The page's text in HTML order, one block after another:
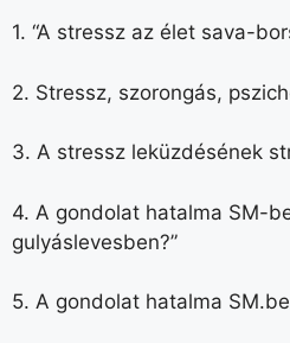
1. “A stressz az élet sava-
2. Stressz, szorongás,
3. A stressz leküzdésének
4. A gondolat hatalma SM-
gulyáslevesben?”
5. A gondolat hatalma